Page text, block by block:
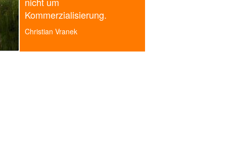
Kommerzialisierung.
Christian Vranek